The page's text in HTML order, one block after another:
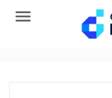
Menu